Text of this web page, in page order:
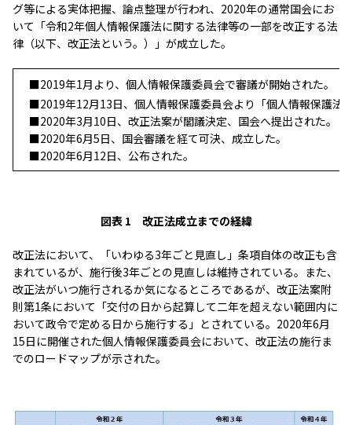
グ等による実体把握、論点整理が行われ、2020年の通常国会にお
いて「令和2年個人情報保護法に関する法律等の一部を改正する法
律（以下、改正法という。）」が成立した。
■2019年1月より、個人情報保護委員会で審議が開始された。
■2019年12月13日、個人情報保護委員会より「個人情報保護法
■2020年3月10日、改正法案が閣議決定、国会へ提出された。
■2020年6月5日、国会審議を経て可決、成立した。
■2020年6月12日、公布された。
図表 1 改正法成立までの経緯
改正法において、「いわゆる3年ごと見直し」条項自体の改正も含
まれているが、施行後3年ごとの見直しは維持されている。また、
改正法がいつ施行されるか気になるところであるが、改正法案附
則第1条において「交付の日から起算して二年を超えない範囲内に
おいて政令で定める日から施行する」とされている。2020年6月
15日に開催された個人情報保護委員会において、改正法の施行ま
でのロードマップが示された。